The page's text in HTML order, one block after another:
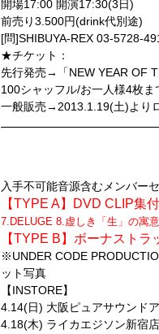
開場17:00 開演17:30(3日)
前売り3.500円(drink代別途)
[問]SHIBUYA-REX 03-5728-
★チケット：
先行発売→「NEW YEAR OF
100シャッフル/お一人様4枚ま
一般販売→2013.1.19(土)より
入手不可能音源含むメンバー
【TYPE A】DVD CLIP集
7.DELUGE 8.虚しき「生」の寓
【TYPE B】ボーナストラ
※UNDER CODE
ット写真
【INSTORE】
4.14(日) 大阪ピュアサウンド
4.18(木) ライカエジソン新宿